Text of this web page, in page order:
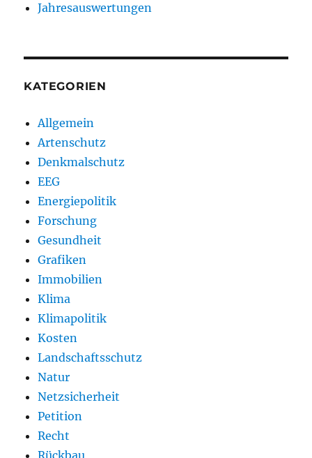
Jahresauswertungen
KATEGORIEN
Allgemein
Artenschutz
Denkmalschutz
EEG
Energiepolitik
Forschung
Gesundheit
Grafiken
Immobilien
Klima
Klimapolitik
Kosten
Landschaftsschutz
Natur
Netzsicherheit
Petition
Recht
Rückbau